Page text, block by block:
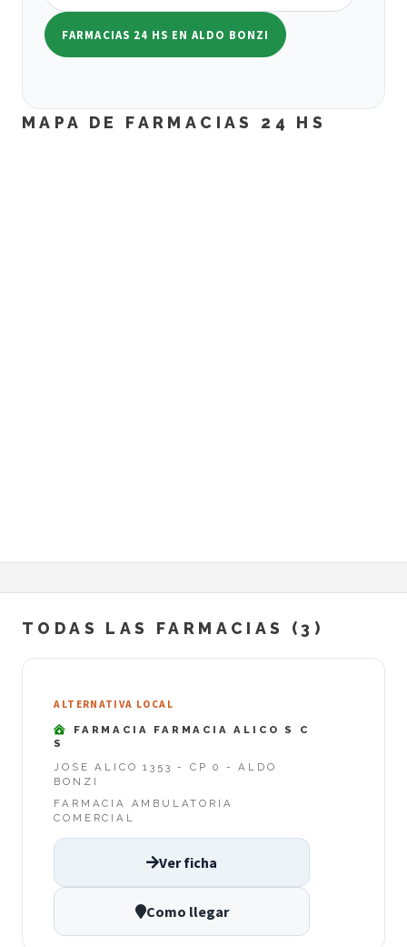
FARMACIAS 24 HS EN ALDO BONZI
MAPA DE FARMACIAS 24 HS
TODAS LAS FARMACIAS (3)
ALTERNATIVA LOCAL
FARMACIA FARMACIA ALICO S C
S
JOSE ALICO 1353 - CP 0 - ALDO
BONZI
FARMACIA AMBULATORIA
COMERCIAL
Ver ficha
Como llegar